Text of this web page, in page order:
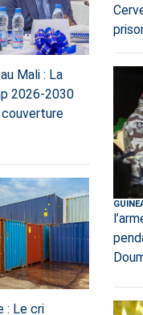
Mali : La
2026-2030
: Le cri